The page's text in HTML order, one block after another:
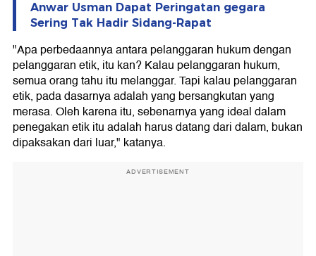
Anwar Usman Dapat Peringatan gegara
Sering Tak Hadir Sidang-Rapat
"Apa perbedaannya antara pelanggaran hukum dengan
pelanggaran etik, itu kan? Kalau pelanggaran hukum,
semua orang tahu itu melanggar. Tapi kalau pelanggaran
etik, pada dasarnya adalah yang bersangkutan yang
merasa. Oleh karena itu, sebenarnya yang ideal dalam
penegakan etik itu adalah harus datang dari dalam, bukan
dipaksakan dari luar," katanya.
ADVERTISEMENT